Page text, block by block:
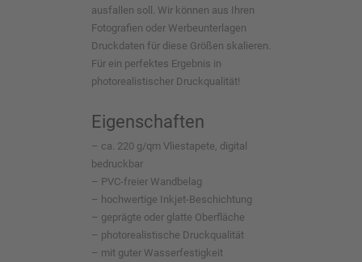
ausfallen soll. Wir können aus Ihren
Fotografien oder Werbeunterlagen
Druckdaten für diese Größen skalieren.
Für ein perfektes Ergebnis in
photorealistischer Druckqualität!
Eigenschaften
– ca. 220 g/qm Vliestapete, digital
bedruckbar
– PVC-freier Wandbelag
– hochwertige Inkjet-Beschichtung
– geprägte oder glatte Oberfläche
– photorealistische Druckqualität
– mit guter Wasserfestigkeit